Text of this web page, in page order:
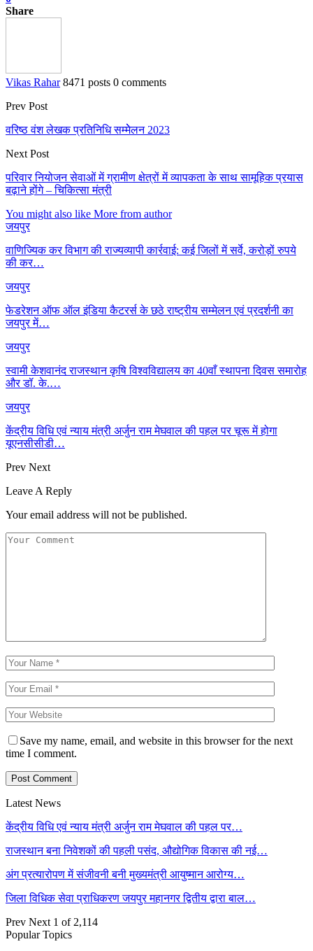
Share
Vikas Rahar 8471 posts 0 comments
Prev Post
वरिष्ठ वंश लेखक प्रतिनिधि सम्मेेलन 2023
Next Post
परिवार नियोजन सेवाओं में ग्रामीण क्षेत्रों में व्यापकता के साथ सामूहिक प्रयास
बढ़ाने होंगे – चिकित्सा मंत्री
You might also like More from author
जयपुर
वाणिज्यिक कर विभाग की राज्यव्यापी कार्रवाई: कई जिलों में सर्वे, करोड़ों रुपये
की कर…
जयपुर
फेडरेशन ऑफ ऑल इंडिया कैटरर्स के छठे राष्ट्रीय सम्मेलन एवं प्रदर्शनी का
जयपुर में…
जयपुर
स्वामी केशवानंद राजस्थान कृषि विश्वविद्यालय का 40वाँ स्थापना दिवस समारोह
और डॉ. के.…
जयपुर
केंद्रीय विधि एवं न्याय मंत्री अर्जुन राम मेघवाल की पहल पर चूरू में होगा
यूएनसीसीडी…
Prev Next
Leave A Reply
Your email address will not be published.
Save my name, email, and website in this browser for the next
time I comment.
Latest News
केंद्रीय विधि एवं न्याय मंत्री अर्जुन राम मेघवाल की पहल पर…
राजस्थान बना निवेशकों की पहली पसंद, औद्योगिक विकास की नई…
अंग प्रत्यारोपण में संजीवनी बनी मुख्यमंत्री आयुष्मान आरोग्य…
जिला विधिक सेवा प्राधिकरण जयपुर महानगर द्वितीय द्वारा बाल…
Prev Next 1 of 2,114
Popular Topics